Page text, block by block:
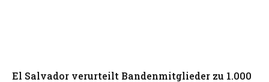
El Salvador verurteilt Bandenmitglieder zu 1.000